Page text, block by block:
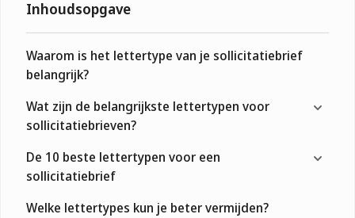
Inhoudsopgave
Waarom is het lettertype van je sollicitatiebrief
belangrijk?
Wat zijn de belangrijkste lettertypen voor
sollicitatiebrieven?
De 10 beste lettertypen voor een
sollicitatiebrief
Welke lettertypes kun je beter vermijden?